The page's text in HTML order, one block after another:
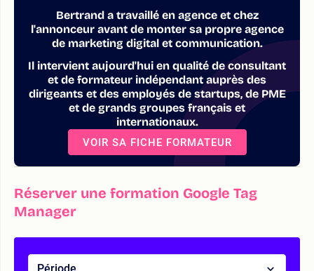
Bertrand a travaillé en agence et chez
l'annonceur avant de monter sa propre agence
de marketing digital et communication.
Il intervient aujourd'hui en qualité de consultant
et de formateur indépendant auprès des
dirigeants et des employés de startups, de PME
et de grands groupes français et
internationaux.
VOIR SA FICHE FORMATEUR
Réserver une formation Google Tag
Manager
Période